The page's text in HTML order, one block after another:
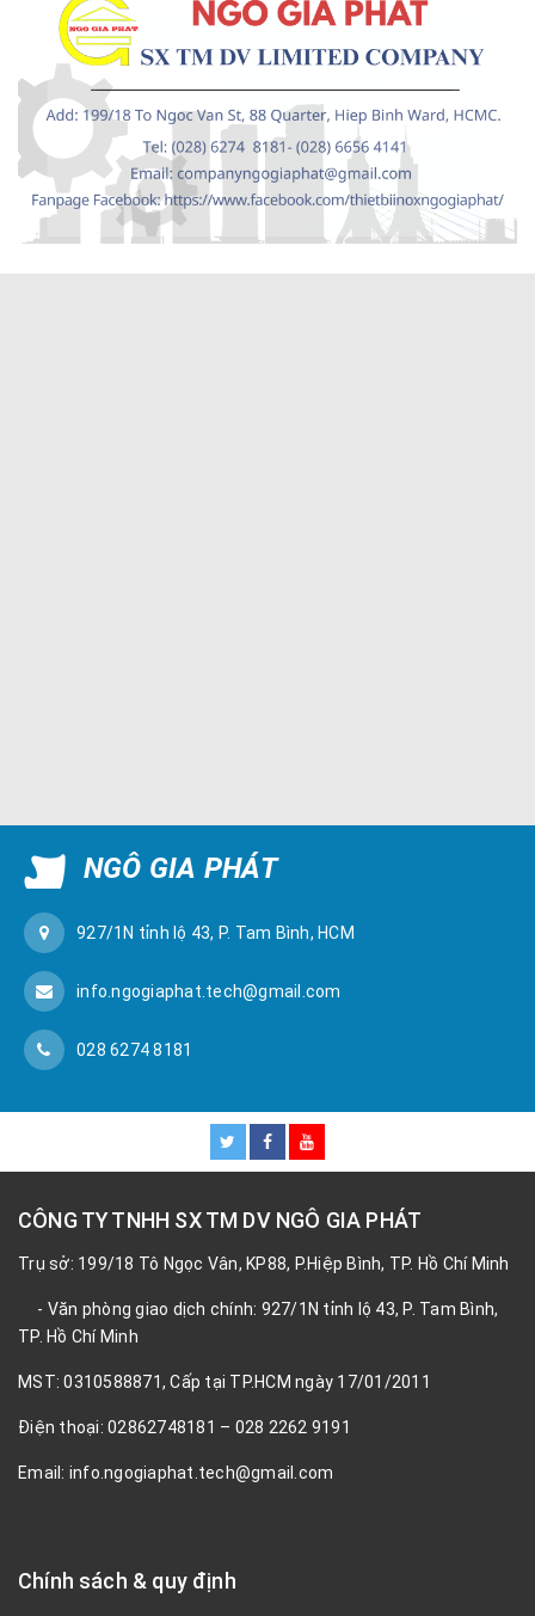
NGÔ GIA PHÁT
927/1N tỉnh lộ 43, P. Tam Bình, HCM
info.ngogiaphat.tech@gmail.com
028 6274 8181
CÔNG TY TNHH SX TM DV NGÔ GIA PHÁT
Trụ sở: 199/18 Tô Ngọc Vân, KP88, P.Hiệp Bình, TP. Hồ Chí Minh
- Văn phòng giao dịch chính: 927/1N tỉnh lộ 43, P. Tam Bình,
TP. Hồ Chí Minh
MST: 0310588871, Cấp tại TP.HCM ngày 17/01/2011
Điện thoại: 02862748181 – 028 2262 9191
Email: info.ngogiaphat.tech@gmail.com
Chính sách & quy định